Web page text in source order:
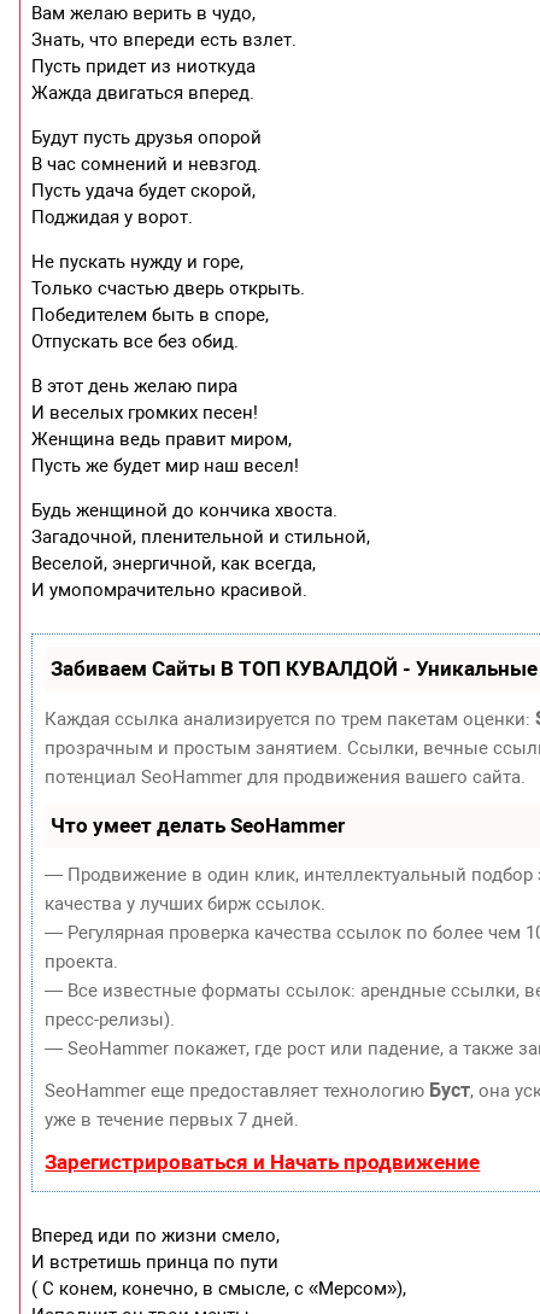
Вам желаю верить в чудо,
Знать, что впереди есть взлет.
Пусть придет из ниоткуда
Жажда двигаться вперед.
Будут пусть друзья опорой
В час сомнений и невзгод.
Пусть удача будет скорой,
Поджидая у ворот.
Не пускать нужду и горе,
Только счастью дверь открыть.
Победителем быть в споре,
Отпускать все без обид.
В этот день желаю пира
И веселых громких песен!
Женщина ведь правит миром,
Пусть же будет мир наш весел!
Будь женщиной до кончика хвоста.
Загадочной, пленительной и стильной,
Веселой, энергичной, как всегда,
И умопомрачительно красивой.
Забиваем Сайты В ТОП КУВАЛДОЙ - Уникальные
Каждая ссылка анализируется по трем пакетам оценки:
прозрачным и простым занятием. Ссылки, вечные
потенциал SeoHammer для продвижения вашего сайта.
Что умеет делать SeoHammer
— Продвижение в один клик, интеллектуальный
качества у лучших бирж ссылок.
— Регулярная проверка качества ссылок по более чем
проекта.
— Все известные форматы ссылок: арендные ссылки,
пресс-релизы).
— SeoHammer покажет, где рост или падение, а также
SeoHammer еще предоставляет технологию Буст, она
уже в течение первых 7 дней.
Зарегистрироваться и Начать продвижение
Вперед иди по жизни смело,
И встретишь принца по пути
( С конем, конечно, в смысле, с «Мерсом»),